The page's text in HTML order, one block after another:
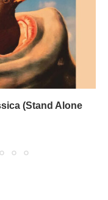
(Stand Alone